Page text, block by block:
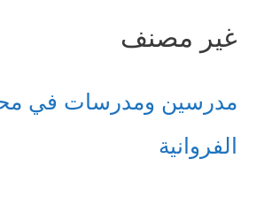
غير مصنف
مدرسين ومدرسات في
الفروانية